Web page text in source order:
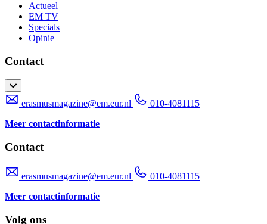
Actueel
EM TV
Specials
Opinie
Contact
erasmusmagazine@em.eur.nl
010-4081115
Meer contactinformatie
Contact
erasmusmagazine@em.eur.nl
010-4081115
Meer contactinformatie
Volg ons